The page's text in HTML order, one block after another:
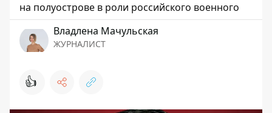
на полуострове в роли российского военного
Владлена Мачульская
ЖУРНАЛИСТ
👍